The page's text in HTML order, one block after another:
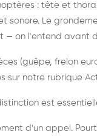
: tête et
sonore. Le
— on l'entend avant
(guêpe, frelon
sur notre rubrique
est
d'un appel.